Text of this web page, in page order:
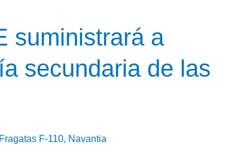
suministrará a
secundaria de las
Fragatas F-110, Navantia